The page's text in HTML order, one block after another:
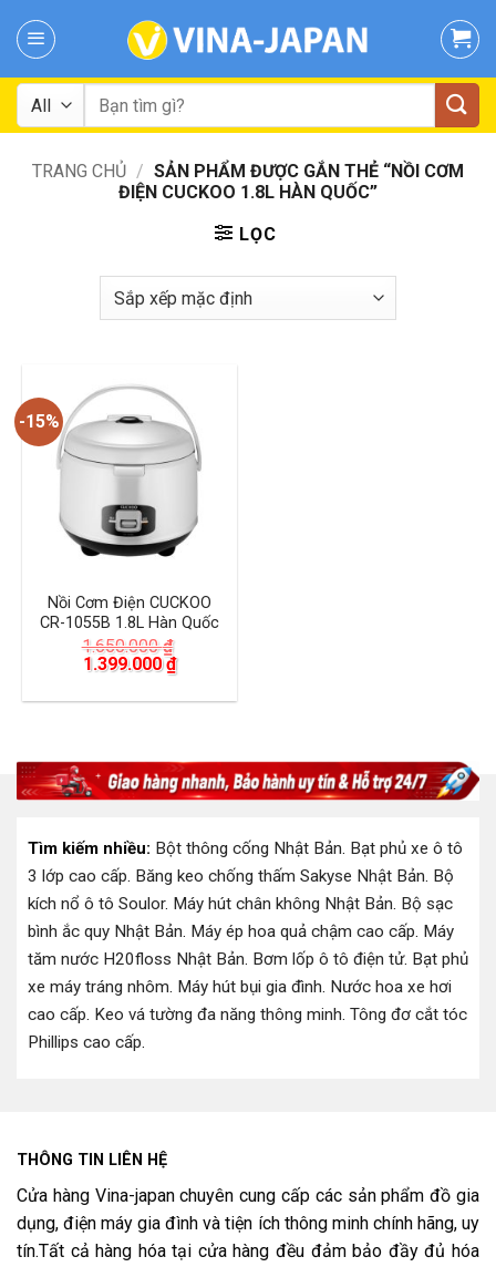
Tìm
kiếm:
TRANG CHỦ / SẢN PHẨM ĐƯỢC GẮN THẺ “NỒI CƠM
ĐIỆN CUCKOO 1.8L HÀN QUỐC”
LỌC
-15%
Nồi Cơm Điện CUCKOO
CR-1055B 1.8L Hàn Quốc
1.650.000₫
Giá
là:
1.399.000₫Giá
hiện
tại
Tìm kiếm nhiều: Bột thông cống Nhật Bản. Bạt phủ xe ô tô
3 lớp cao cấp. Băng keo chống thấm Sakyse Nhật Bản. Bộ
kích nổ ô tô Soulor. Máy hút chân không Nhật Bản. Bộ sạc
bình ắc quy Nhật Bản. Máy ép hoa quả chậm cao cấp. Máy
tăm nước H20floss Nhật Bản. Bơm lốp ô tô điện tử. Bạt phủ
xe máy tráng nhôm. Máy hút bụi gia đình. Nước hoa xe hơi
cao cấp. Keo vá tường đa năng thông minh. Tông đơ cắt tóc
Phillips cao cấp.
THÔNG TIN LIÊN HỆ
Cửa hàng Vina-japan chuyên cung cấp các sản phẩm đồ gia
dụng, điện máy gia đình và tiện ích thông minh chính hãng, uy
tín.Tất cả hàng hóa tại cửa hàng đều đảm bảo đầy đủ hóa